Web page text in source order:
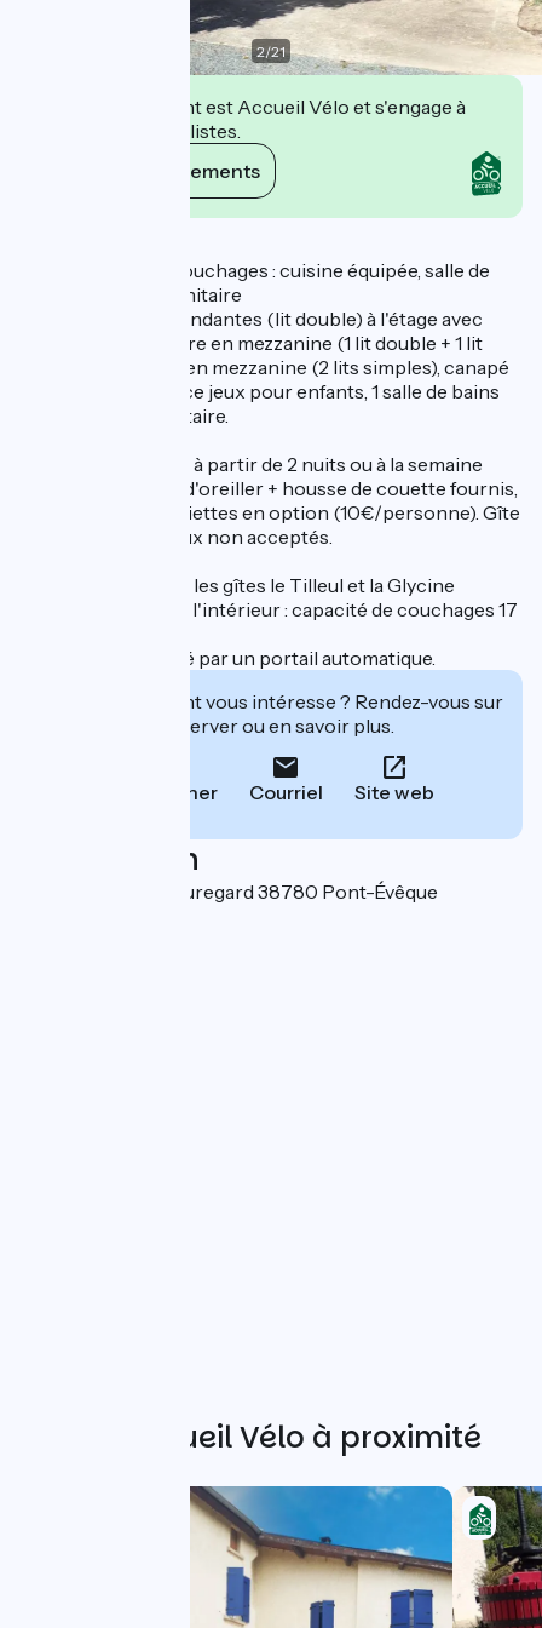
2/21
Cet établissement est Accueil Vélo et s'engage à
accueillir des cyclistes.
Voir ses engagements
Capacité de 9/10 couchages : cuisine équipée, salle de
séjour/canapé, 1 sanitaire
2 chambres indépendantes (lit double) à l'étage avec
salle d'eau, 1 chambre en mezzanine (1 lit double + 1 lit
enfant), 1 chambre en mezzanine (2 lits simples), canapé
convertible, 1 espace jeux pour enfants, 1 salle de bains
avec douche, 1 sanitaire.
Possibilité de louer à partir de 2 nuits ou à la semaine
drap housse + taie d'oreiller + housse de couette fournis,
autres draps + serviettes en option (10€/personne). Gîte
non fumeur, animaux non acceptés.
Possibilité de louer les gîtes le Tilleul et la Glycine
communiquant par l'intérieur : capacité de couchages 17
Accès au gite fermé par un portail automatique.
Cet établissement vous intéresse ? Rendez-vous sur
leur site pour réserver ou en savoir plus.
Téléphoner Courriel Site web
Localisation
151 impasse de Beauregard 38780 Pont-Évêque
Autres Accueil Vélo à proximité